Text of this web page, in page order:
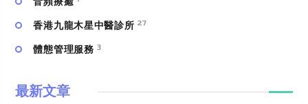
香港九龍木星中醫診所 27
體態管理服務 3
最新文章